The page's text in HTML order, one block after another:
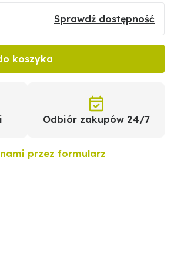
Sprawdź dostępność
koszyka
Odbiór zakupów 24/7
przez formularz